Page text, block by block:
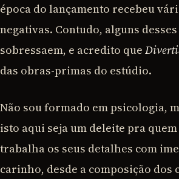
época do lançamento recebeu
negativas. Contudo, alguns
sobressaem, e acredito que
das obras-primas do estúdio.
Não sou formado em psicologia,
isto aqui seja um deleite pra
trabalha os seus detalhes com
carinho, desde a composição dos